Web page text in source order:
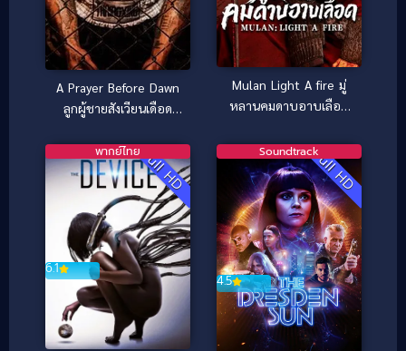
A Prayer Before Dawn
ลูกผู้ชายสังเวียนเดือด
Mulan Light A fire มู่
หลานคมดาบอาบเลือด
Full HD
6.1
พากย์ไทย Full HD
4.5
Soundtrack